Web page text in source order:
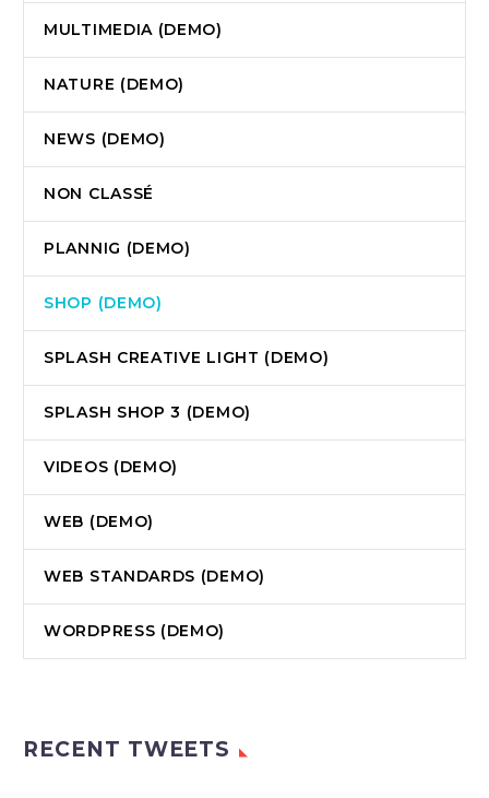
MULTIMEDIA (DEMO)
NATURE (DEMO)
NEWS (DEMO)
NON CLASSÉ
PLANNIG (DEMO)
SHOP (DEMO)
SPLASH CREATIVE LIGHT (DEMO)
SPLASH SHOP 3 (DEMO)
VIDEOS (DEMO)
WEB (DEMO)
WEB STANDARDS (DEMO)
WORDPRESS (DEMO)
RECENT TWEETS